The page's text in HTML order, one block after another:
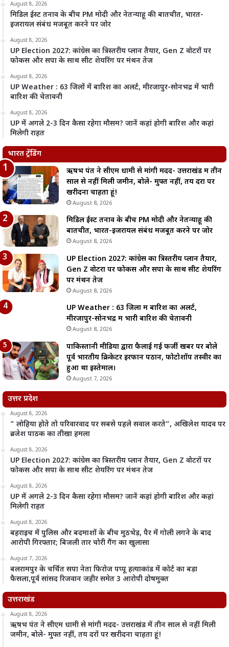
August 8, 2026
मिडिल ईस्ट तनाव के बीच PM मोदी और नेतन्याहू की बातचीत, भारत-
इजरायल संबंध मजबूत करने पर जोर
August 8, 2026
UP Election 2027: कांग्रेस का त्रिस्तरीय प्लान तैयार, Gen Z वोटरों पर
फोकस और सपा के साथ सीट शेयरिंग पर मंथन तेज
August 8, 2026
UP Weather : 63 जिलों में बारिश का अलर्ट, मीरजापुर-सोनभद्र में भारी
बारिश की चेतावनी
August 8, 2026
UP में अगले 2-3 दिन कैसा रहेगा मौसम? जानें कहां होगी बारिश और कहां
मिलेगी राहत
भारत ट्रेंडिंग
ऋषभ पंत ने सीएम धामी से मांगी मदद- उत्तराखंड में तीन
साल से नहीं मिली जमीन, बोले- मुफ्त नहीं, तय दरों पर
खरीदना चाहता हूं!
August 8, 2026
मिडिल ईस्ट तनाव के बीच PM मोदी और नेतन्याहू की
बातचीत, भारत-इजरायल संबंध मजबूत करने पर जोर
August 8, 2026
UP Election 2027: कांग्रेस का त्रिस्तरीय प्लान तैयार,
Gen Z वोटरों पर फोकस और सपा के साथ सीट शेयरिंग
पर मंथन तेज
August 8, 2026
UP Weather : 63 जिलों में बारिश का अलर्ट,
मीरजापुर-सोनभद्र में भारी बारिश की चेतावनी
August 8, 2026
पाकिस्तानी मीडिया द्वारा फैलाई गई फर्जी खबर पर बोले
पूर्व भारतीय क्रिकेटर इरफान पठान, फोटोशॉप तस्वीर का
हुआ था इस्तेमाल।
August 7, 2026
उत्तर प्रदेश
August 8, 2026
” लोहिया होते तो परिवारवाद पर सबसे पहले सवाल करते”, अखिलेश यादव पर
ब्रजेश पाठक का तीखा हमला
August 8, 2026
UP Election 2027: कांग्रेस का त्रिस्तरीय प्लान तैयार, Gen Z वोटरों पर
फोकस और सपा के साथ सीट शेयरिंग पर मंथन तेज
August 8, 2026
UP में अगले 2-3 दिन कैसा रहेगा मौसम? जानें कहां होगी बारिश और कहां
मिलेगी राहत
August 8, 2026
बहराइच में पुलिस और बदमाशों के बीच मुठभेड़, पैर में गोली लगने के बाद
आरोपी गिरफ्तार; बिजली तार चोरी गैंग का खुलासा
August 7, 2026
बलरामपुर के चर्चित सपा नेता फिरोज पप्पू हत्याकांड में कोर्ट का बड़ा
फैसला,पूर्व सांसद रिजवान जहीर समेत 3 आरोपी दोषमुक्त
उत्तराखंड
August 8, 2026
ऋषभ पंत ने सीएम धामी से मांगी मदद- उत्तराखंड में तीन साल से नहीं मिली
जमीन, बोले- मुफ्त नहीं, तय दरों पर खरीदना चाहता हूं!